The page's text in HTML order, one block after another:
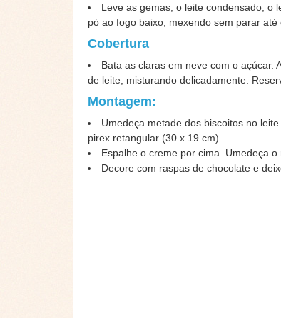
Leve as gemas, o leite condensado, o
pó ao fogo baixo, mexendo sem parar até
Cobertura
Bata as claras em neve com o açúcar.
de leite, misturando delicadamente.
Montagem:
Umedeça metade dos biscoitos no
pirex retangular (30 x 19 cm).
Espalhe o creme por cima. Umedeça
Decore com raspas de chocolate e